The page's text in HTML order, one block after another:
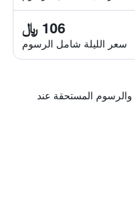
106 ﷼
سعر الليلة شامل الرسوم
المستحقة عند